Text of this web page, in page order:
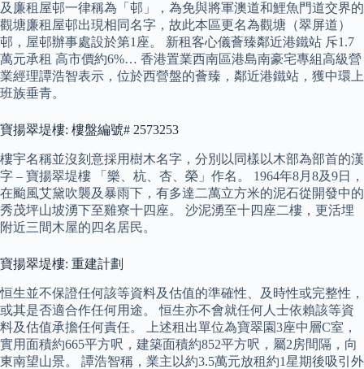
及廉租屋邨一律稱為「邨」，為免與將軍澳道和鯉魚門道交界的
觀塘廉租屋邨出現相同名字，故此本區更名為觀塘（翠屏道）
邨，屋邨辦事處設於第1座。 新租客心儀薈臻鄰近港鐵站 斥1.7
萬元承租 高市價約6%… 香港置業西南區港島南豪宅專組高級營
業經理譚浩智表示，位於西營盤的薈臻，鄰近港鐵站，獲中環上
班族垂青。
寶揚翠堤樓: 樓盤編號# 2573253
樓宇名稱並沒刻意採用樹木名字，分別以同樣以木部為部首的漢
字 – 寶揚翠堤樓 「樂、杭、杏、榮」作名。 1964年8月8及9日，
在颱風艾黛吹襲及暴雨下，有多達二萬立方米的泥石從開發中的
秀茂坪山坡湧下至雞寮十四座。 沙泥湧至十四座二樓，更活埋
附近三間木屋的四名居民。
寶揚翠堤樓: 重建計劃
恒生並不保證任何該等資料及估值的準確性、及時性或完整性，
或其是否適合作任何用途。 恒生亦不會就任何人士依賴該等資
料及估值承擔任何責任。 上述租出單位為寶翠園3座中層C室，
實用面積約665平方呎，建築面積約852平方呎，屬2房間隔，向
東南望山景。 譚浩智稱，業主以約3.5萬元放租約1星期後吸引外